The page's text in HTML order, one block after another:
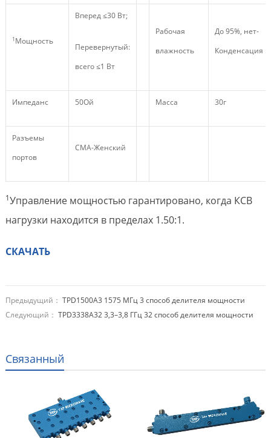
1 Мощность
Вперед ≤30 Вт;
Перевернутый:
всего ≤1 Вт
Рабочая
влажность
До 95%, нет-
Конденсация
Импеданс 50Ой Масса 30г
Разъемы
портов
СМА-Женский
1Управление мощностью гарантировано, когда КСВ
нагрузки находится в пределах 1.50:1.
СКАЧАТЬ
Предыдущий： TPD1500A3 1575 МГц 3 способ делителя мощности
Следующий： TPD3338A32 3,3–3,8 ГГц 32 способ делителя мощности
Связанный